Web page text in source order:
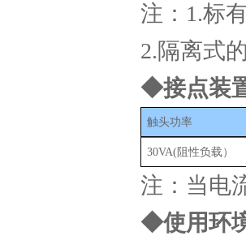
注：1.标
2.隔离式
◆接点装
触头功率
30VA(阻性负载）
注：当电
◆使用环